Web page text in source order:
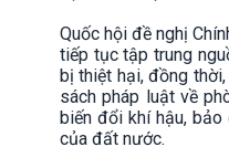
Quốc hội đề nghị
tiếp tục tập trung
bị thiệt hại, đồng
sách pháp luật về
biến đổi khí hậu,
của đất nước.